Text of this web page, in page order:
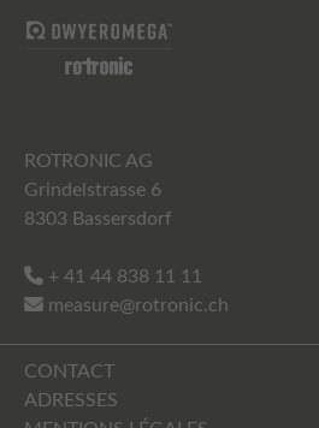
ROTRONIC AG
Grindelstrasse 6
8303 Bassersdorf
+ 41 44 838 11 11
measure@rotronic.ch
CONTACT
ADRESSES